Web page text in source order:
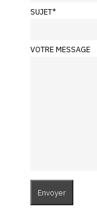
SUJET*
VOTRE MESSAGE